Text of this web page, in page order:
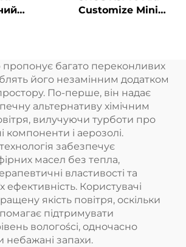
масел
Customize Mini
ароматична олія
Автомобільний
ароматний диффузер
багато переконливих
його незамінним додатком
По-перше, він надає
альтернативу хімічним
вилучуючи турботи про
компоненти і аерозолі.
забезпечує
масел без тепла,
властивості та
Користувачі
якість повітря, оскільки
підтримувати
вологоści, одночасно
небажані запахи.